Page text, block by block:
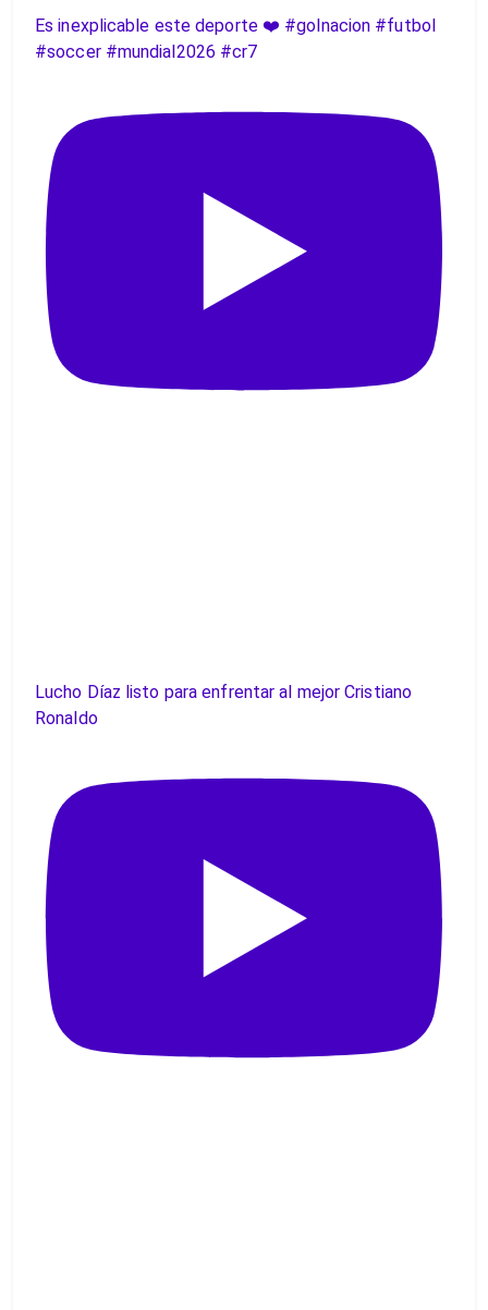
Es inexplicable este deporte ❤️ #golnacion #futbol
#soccer #mundial2026 #cr7
Lucho Díaz listo para enfrentar al mejor Cristiano
Ronaldo